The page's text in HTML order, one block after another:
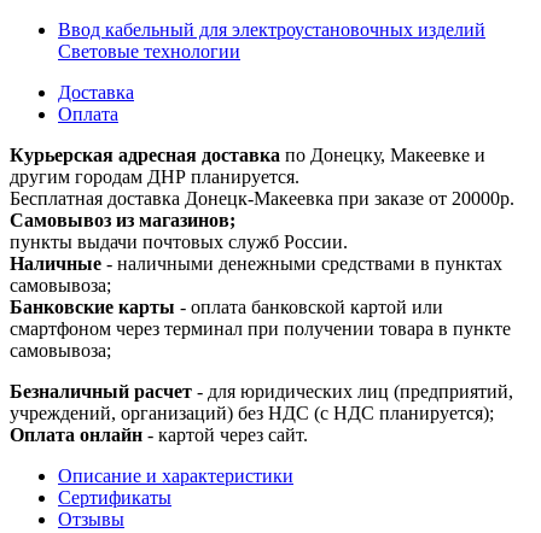
Ввод кабельный для электроустановочных изделий
Световые технологии
Доставка
Оплата
Курьерская адресная доставка по Донецку, Макеевке и
другим городам ДНР планируется.
Бесплатная доставка Донецк-Макеевка при заказе от 20000р.
Самовывоз из магазинов;
пункты выдачи почтовых служб России.
Наличные - наличными денежными средствами в пунктах
самовывоза;
Банковские карты - оплата банковской картой или
смартфоном через терминал при получении товара в пункте
самовывоза;
Безналичный расчет - для юридических лиц (предприятий,
учреждений, организаций) без НДС (с НДС планируется);
Оплата онлайн - картой через сайт.
Описание и характеристики
Сертификаты
Отзывы